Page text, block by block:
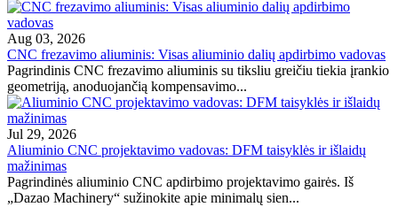
Aug 03, 2026
CNC frezavimo aliuminis: Visas aliuminio dalių apdirbimo vadovas
Pagrindinis CNC frezavimo aliuminis su tiksliu greičiu tiekia įrankio
geometriją, anoduojančią kompensavimo...
Jul 29, 2026
Aliuminio CNC projektavimo vadovas: DFM taisyklės ir išlaidų
mažinimas
Pagrindinės aliuminio CNC apdirbimo projektavimo gairės. Iš
„Dazao Machinery“ sužinokite apie minimalų sien...